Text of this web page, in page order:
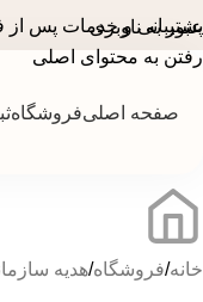
عبور به ناوبری
رفتن به محتوای اصلی
پشتیبانی و خدمات پس
صفحه اصلیفروشگاه
خانه فروشگاه هدیه